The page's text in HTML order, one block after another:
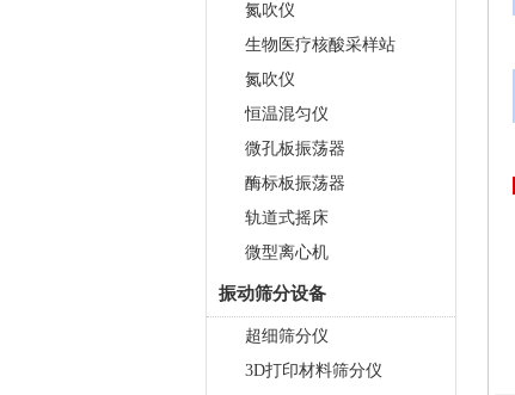
氮吹仪
生物医疗核酸采样站
氮吹仪
恒温混匀仪
微孔板振荡器
酶标板振荡器
轨道式摇床
微型离心机
振动筛分设备
超细筛分仪
3D打印材料筛分仪